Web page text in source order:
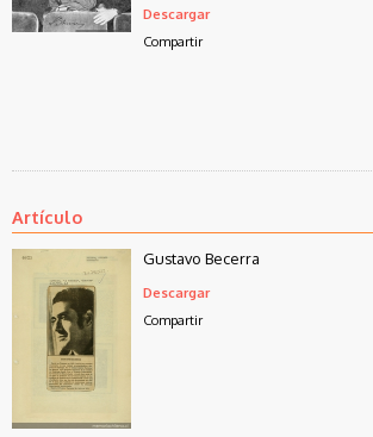
Descargar
Compartir
Artículo
Gustavo Becerra
Descargar
Compartir